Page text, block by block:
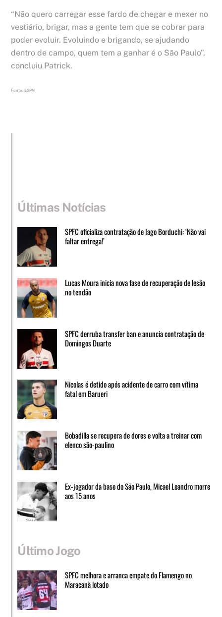
“Não quero carregar esse fardo de chegar e mexer no
vestiário, brigar, mas a gente tem que se cobrar para
poder evoluir. Evoluindo e brigando, se ajudando
dentro de campo, quem tem a ganhar é o São Paulo”,
concluiu Patrick.
Fonte: ESPN
Últimas Notícias
SPFC oficializa contratação de Iago Borduchi: ‘Não vai
faltar entrega!’
Lucas Moura inicia nova fase de recuperação de lesão
no tendão
SPFC derruba transfer ban e anuncia contratação de
Domingos Duarte
Nicolas é detido após acidente de carro com vítima
fatal em Barueri
Bobadilla se recupera de dores e volta a treinar com
elenco são-paulino
Ex-jogador da base do São Paulo, Micael Leandro morre
aos 15 anos
Último Jogo
SPFC melhora e arranca empate do Flamengo no
Maracanã lotado